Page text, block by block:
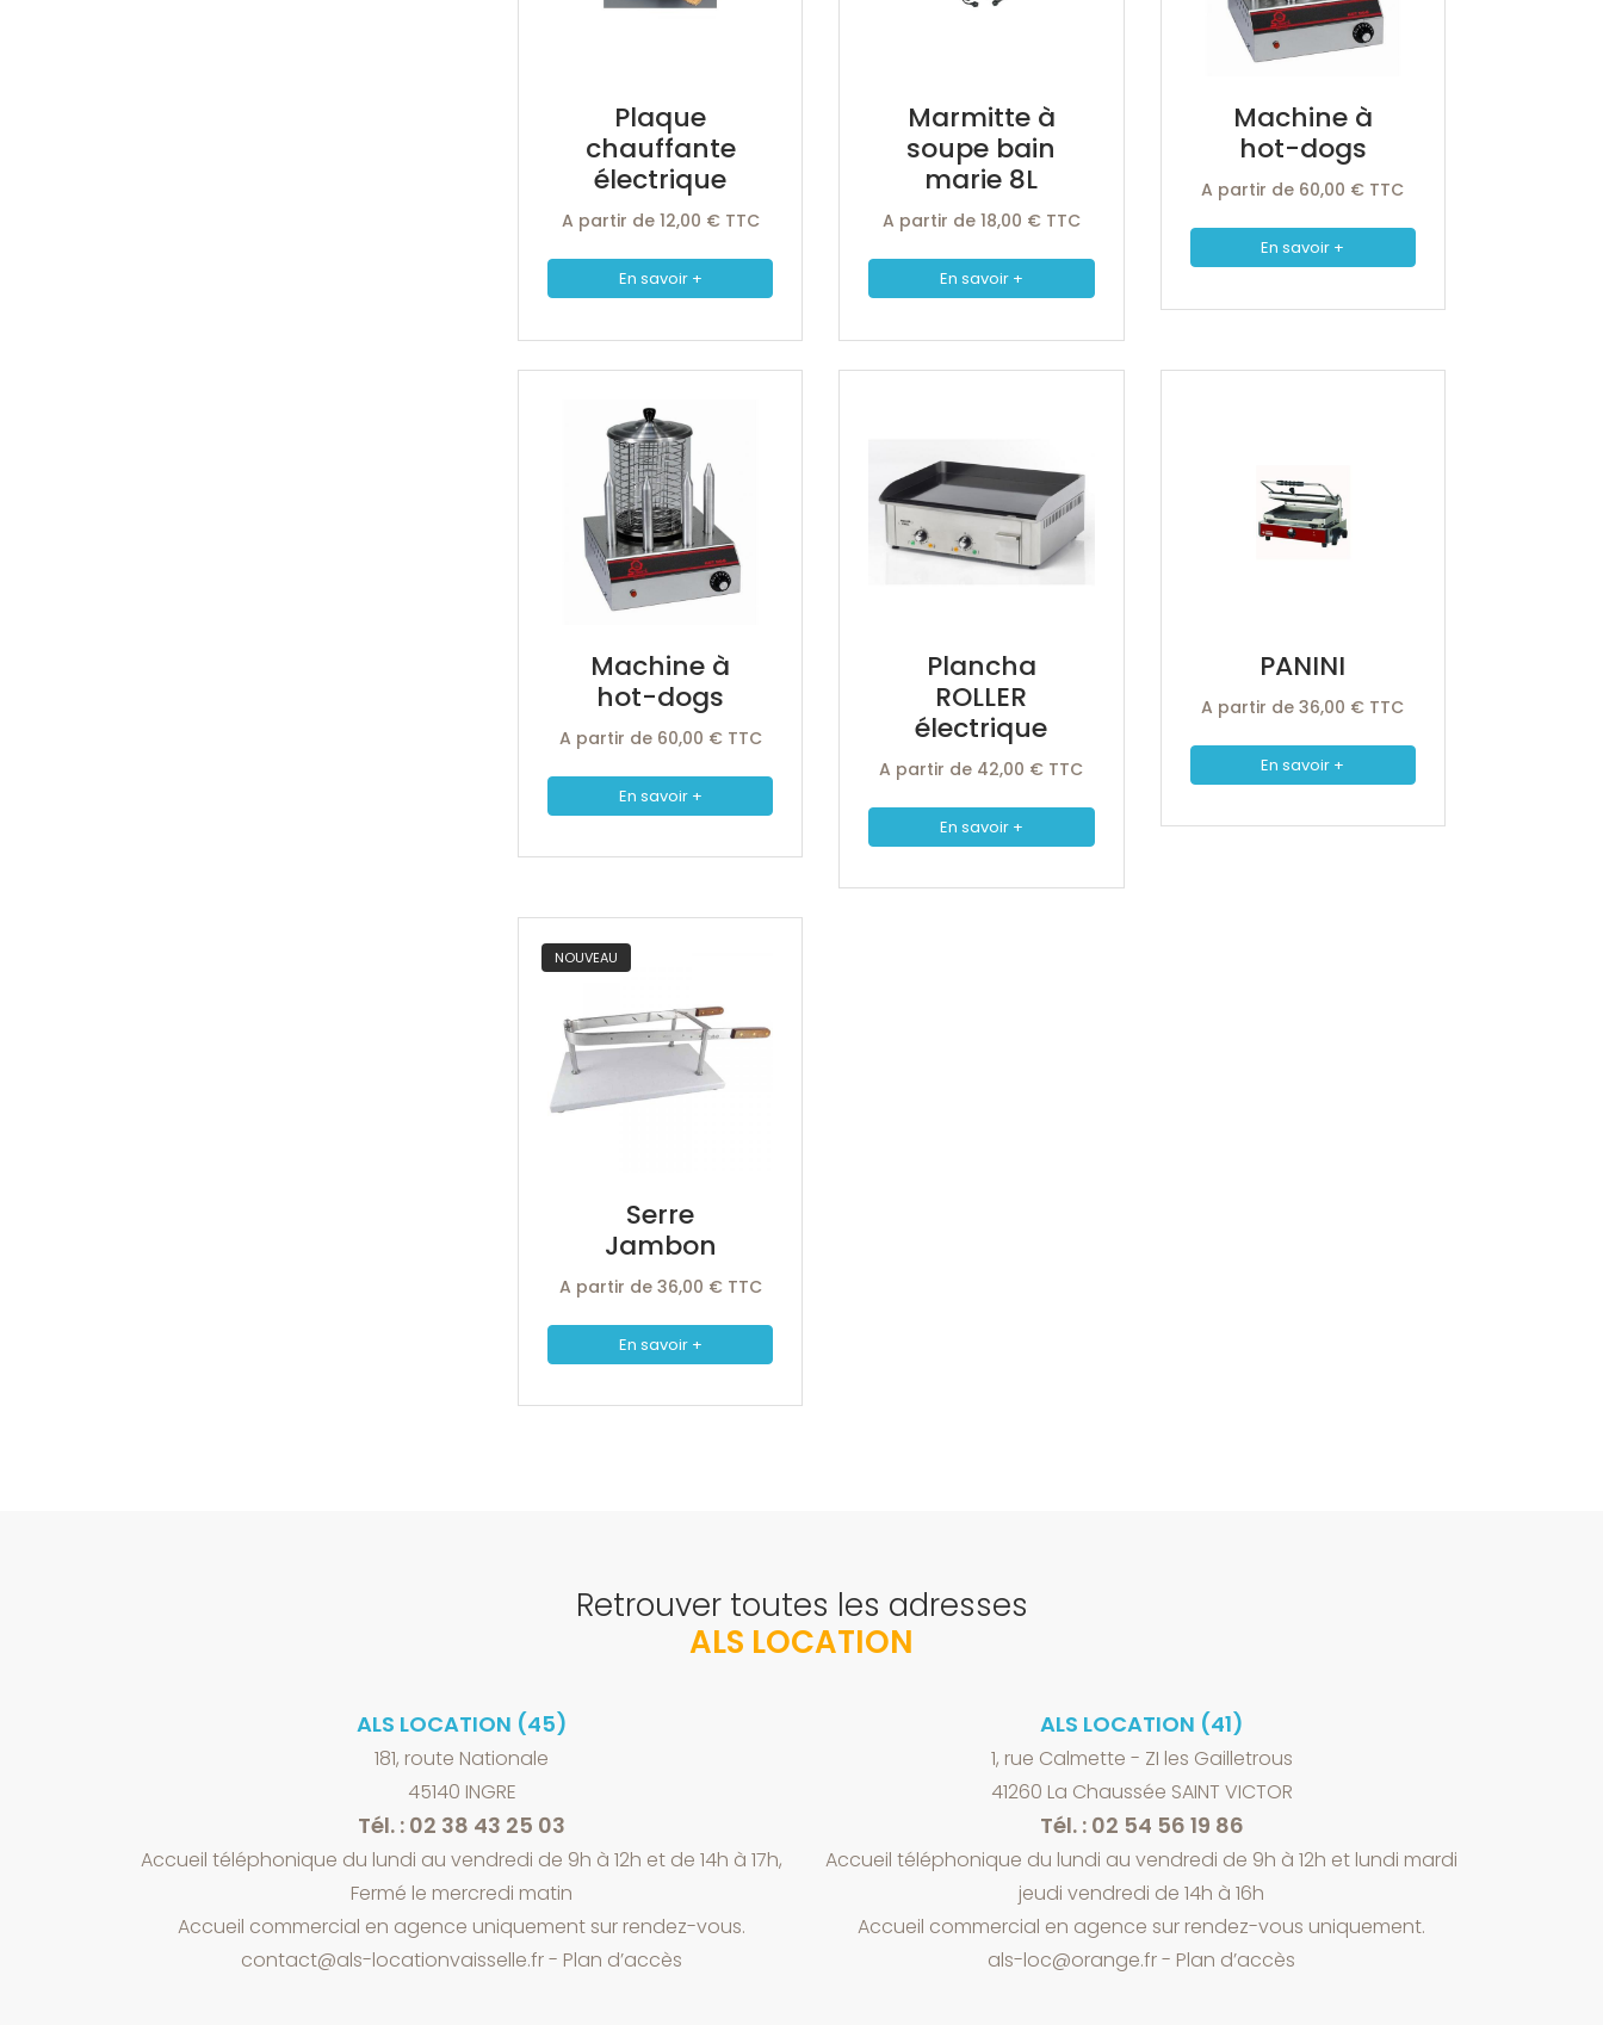
Plaque
chauffante
électrique
A partir de 12,00 € TTC
En savoir +
Marmitte à
soupe bain
marie 8L
A partir de 18,00 € TTC
En savoir +
Machine à
hot-dogs
A partir de 60,00 € TTC
En savoir +
Machine à
hot-dogs
A partir de 60,00 € TTC
En savoir +
Plancha
ROLLER
électrique
A partir de 42,00 € TTC
En savoir +
PANINI
A partir de 36,00 € TTC
En savoir +
NOUVEAU
Serre
Jambon
A partir de 36,00 € TTC
En savoir +
Retrouver toutes les adresses
ALS LOCATION
ALS LOCATION (45)
181, route Nationale
45140 INGRE
Tél. : 02 38 43 25 03
Accueil téléphonique du lundi au vendredi de 9h à 12h et de 14h à 17h,
Fermé le mercredi matin
Accueil commercial en agence uniquement sur rendez-vous.
contact@als-locationvaisselle.fr- Plan d’accès
ALS LOCATION (41)
1, rue Calmette - ZI les Gailletrous
41260 La Chaussée SAINT VICTOR
Tél. : 02 54 56 19 86
Accueil téléphonique du lundi au vendredi de 9h à 12h et lundi mardi
jeudi vendredi de 14h à 16h
Accueil commercial en agence sur rendez-vous uniquement.
als-loc@orange.fr- Plan d’accès